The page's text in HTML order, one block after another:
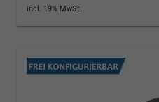
incl. 19% MwSt.